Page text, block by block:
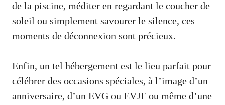
de la piscine, méditer en regardant le coucher de
soleil ou simplement savourer le silence, ces
moments de déconnexion sont précieux.
Enfin, un tel hébergement est le lieu parfait pour
célébrer des occasions spéciales, à l’image d’un
anniversaire, d’un EVG ou EVJF ou même d’une